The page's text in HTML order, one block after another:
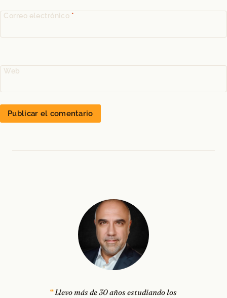
Correo electrónico *
Web
Llevo más de 30 años estudiando los